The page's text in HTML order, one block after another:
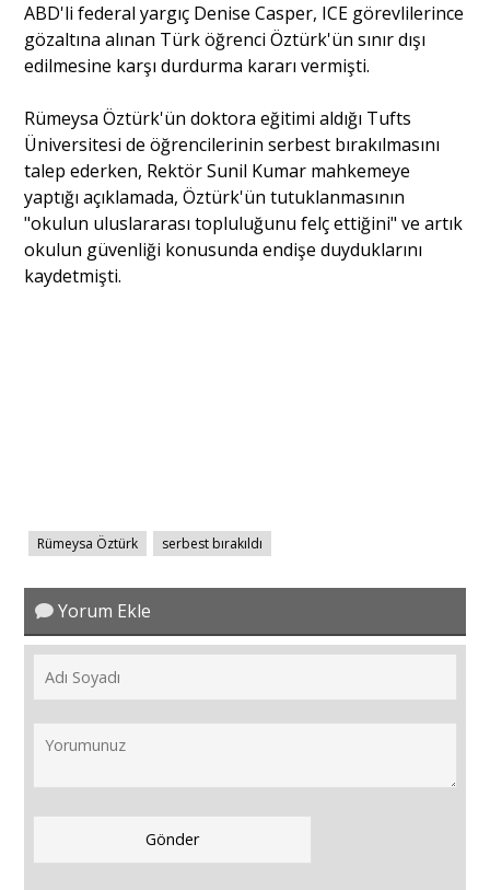
ABD'li federal yargıç Denise Casper, ICE görevlilerince
gözaltına alınan Türk öğrenci Öztürk'ün sınır dışı
edilmesine karşı durdurma kararı vermişti.
Rümeysa Öztürk'ün doktora eğitimi aldığı Tufts
Üniversitesi de öğrencilerinin serbest bırakılmasını
talep ederken, Rektör Sunil Kumar mahkemeye
yaptığı açıklamada, Öztürk'ün tutuklanmasının
"okulun uluslararası topluluğunu felç ettiğini" ve artık
okulun güvenliği konusunda endişe duyduklarını
kaydetmişti.
Rümeysa Öztürk serbest bırakıldı
Yorum Ekle